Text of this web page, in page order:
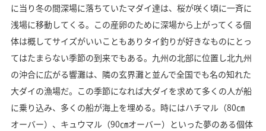
に当り冬の間深場に落ちていたマダイ達は、桜が咲く頃に一斉に
浅場に移動してくる。この産卵のために深場から上がってくる個
体は概してサイズがいいこともありタイ釣りが好きなものにとっ
てはたまらない季節の到来でもある。九州の北部に位置し北九州
の沖合に広がる響灘は、隣の玄界灘と並んで全国でも名の知れた
大ダイの漁場だ。この季節になれば大ダイを求めて多くの人が船
に乗り込み、多くの船が海上を埋める。時にはハチマル（80㎝
オーバー）、キュウマル（90㎝オーバー）といった夢のある個体